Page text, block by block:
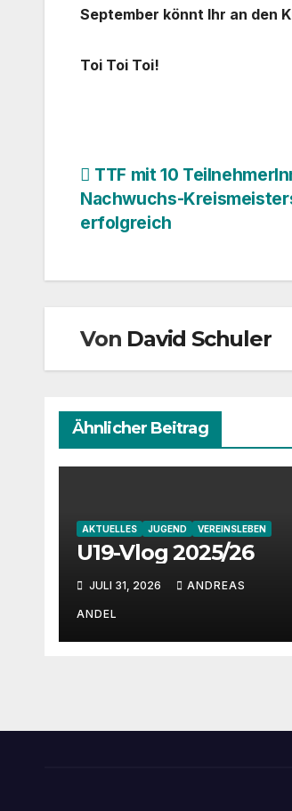
September könnt Ihr an den
Toi Toi Toi!
TTF mit 10
Nachwuchs-
erfolgreich
Von David Schuler
Ähnlicher Beitrag
AKTUELLES JUGEND VEREINSLEBEN
U19-Vlog 2025/26
JULI 31, 2026 ANDREAS
ANDEL